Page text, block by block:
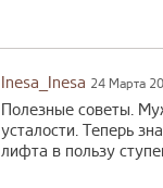
Inesa_Inesa 24 Марта
Полезные советы.
усталости. Теперь
лифта в пользу